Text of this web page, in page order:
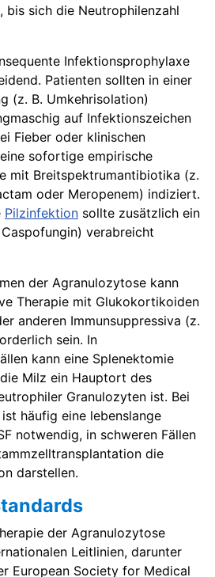
bis sich die Neutrophilenzahl
Infektionsprophylaxe
Patienten sollten in einer
(z. B. Umkehrisolation)
auf Infektionszeichen
Fieber oder klinischen
sofortige empirische
mit Breitspektrumantibiotika (z.
oder Meropenem) indiziert.
Pilzinfektion sollte zusätzlich ein
verabreicht
der Agranulozytose kann
Therapie mit Glukokortikoiden
anderen Immunsuppressiva (z.
sein. In
kann eine Splenektomie
Milz ein Hauptort des
Granulozyten ist. Bei
häufig eine lebenslange
notwendig, in schweren Fällen
die
darstellen.
der Agranulozytose
Leitlinien, darunter
European Society for Medical